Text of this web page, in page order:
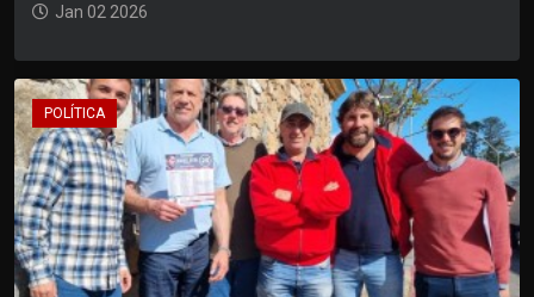
Jan 02 2026
POLÍTICA